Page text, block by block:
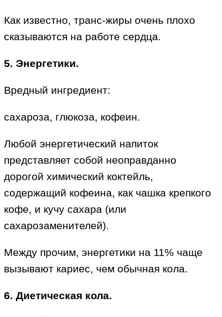
Как известно, транс-жиры очень плохо
сказываются на работе сердца.
5. Энергетики.
Вредный ингредиент:
сахароза, глюкоза, кофеин.
Любой энергетический напиток
представляет собой неоправданно
дорогой химический коктейль,
содержащий кофеина, как чашка крепкого
кофе, и кучу сахара (или
сахарозаменителей).
Между прочим, энергетики на 11% чаще
вызывают кариес, чем обычная кола.
6. Диетическая кола.